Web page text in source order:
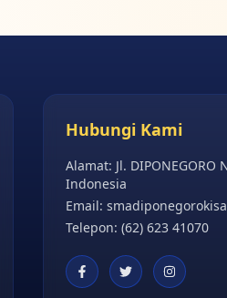
Hubungi Kami
Alamat: Jl. DIPONEGORO
Indonesia
Email:
Telepon: (62) 623 41070